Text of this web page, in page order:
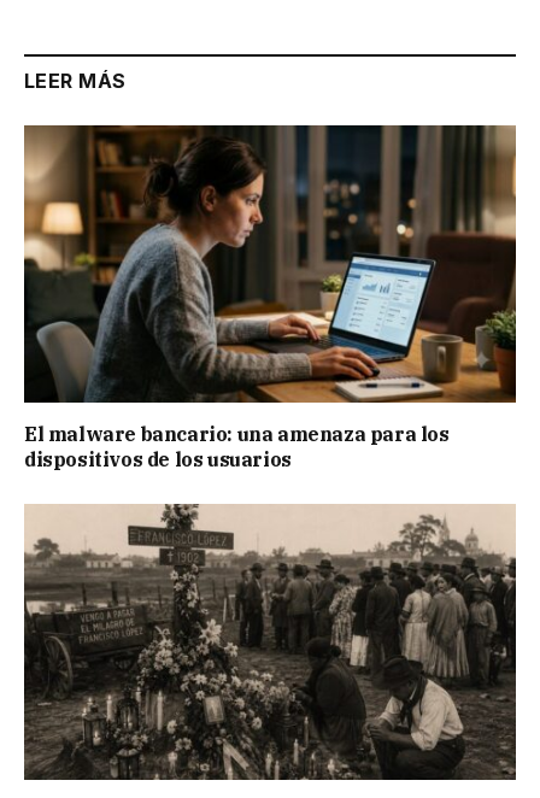
LEER MÁS
El malware bancario: una amenaza para los
dispositivos de los usuarios